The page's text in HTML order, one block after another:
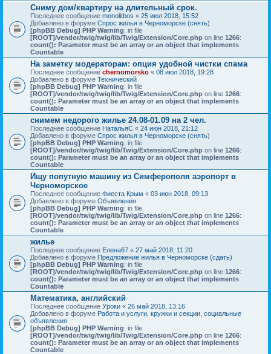
Сниму дом/квартиру на длительный срок.
Последнее сообщение monolitbos « 25 июл 2018, 15:52
Добавлено в форуме Спрос жилья в Черноморске (снять)
[phpBB Debug] PHP Warning: in file
[ROOT]/vendor/twig/twig/lib/Twig/Extension/Core.php on line 1266:
count(): Parameter must be an array or an object that implements
Countable
На заметку модераторам: опция удобной чистки спама
Последнее сообщение chernomorsko « 08 июл 2018, 19:28
Добавлено в форуме Технический
[phpBB Debug] PHP Warning: in file
[ROOT]/vendor/twig/twig/lib/Twig/Extension/Core.php on line 1266:
count(): Parameter must be an array or an object that implements
Countable
снимем недорого жилье 24.08-01.09 на 2 чел.
Последнее сообщение НатальяС « 24 июн 2018, 21:12
Добавлено в форуме Спрос жилья в Черноморске (снять)
[phpBB Debug] PHP Warning: in file
[ROOT]/vendor/twig/twig/lib/Twig/Extension/Core.php on line 1266:
count(): Parameter must be an array or an object that implements
Countable
Ищу попутную машину из Симферополя аэропорт в
Черноморское
Последнее сообщение Фиеста Крым « 03 июн 2018, 09:13
Добавлено в форуме Объявления
[phpBB Debug] PHP Warning: in file
[ROOT]/vendor/twig/twig/lib/Twig/Extension/Core.php on line 1266:
count(): Parameter must be an array or an object that implements
Countable
жилье
Последнее сообщение Елена67 « 27 май 2018, 11:20
Добавлено в форуме Предложение жилья в Черноморске (сдать)
[phpBB Debug] PHP Warning: in file
[ROOT]/vendor/twig/twig/lib/Twig/Extension/Core.php on line 1266:
count(): Parameter must be an array or an object that implements
Countable
Математика, английский
Последнее сообщение Уроки « 26 май 2018, 13:16
Добавлено в форуме Работа и услуги, кружки и секции, социальные
объявления
[phpBB Debug] PHP Warning: in file
[ROOT]/vendor/twig/twig/lib/Twig/Extension/Core.php on line 1266:
count(): Parameter must be an array or an object that implements
Countable